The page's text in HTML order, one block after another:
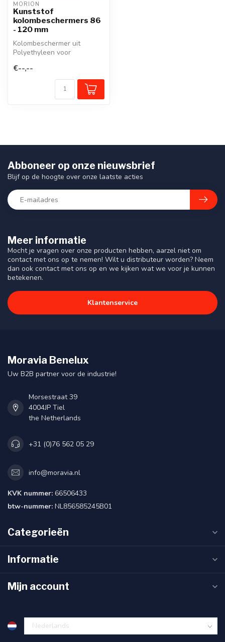
MORION
Kunststof
kolombeschermers 86
- 120 mm
Kolombeschermer uit
Polyethyleen voor
mm, met twee klitt...
€--,--
Meer informatie
Mocht je vragen over onze producten hebben, aarzel niet om
contact met ons op te nemen! Wilt u distributeur worden? Neem
dan ook contact met ons op en we kijken wat we voor je kunnen
betekenen.
Klantenservice
Abboneer op onze nieuwsbrief
Blijf op de hoogte over onze laatste acties
Moravia Benelux
Uw B2B partner voor de industrie!
Morsestraat 39
4004JP Tiel
the Netherlands
+31 (0)76 562 05 29
info@moravia.nl
KVK nummer: 66506433
btw-nummer: NL856585245B01
Categorieën
Informatie
Mijn account